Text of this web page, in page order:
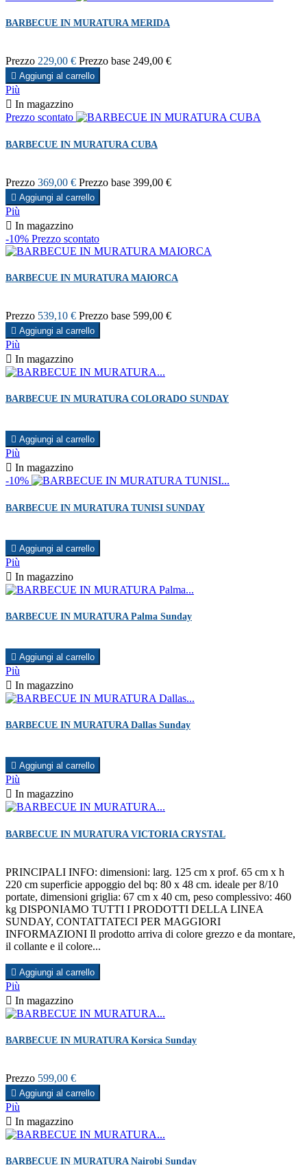
BARBECUE IN MURATURA MERIDA
Prezzo 229,00 € Prezzo base 249,00 €
 Aggiungi al carrello
Più
 In magazzino
Prezzo scontato
BARBECUE IN MURATURA CUBA
Prezzo 369,00 € Prezzo base 399,00 €
 Aggiungi al carrello
Più
 In magazzino
-10% Prezzo scontato
BARBECUE IN MURATURA MAIORCA
Prezzo 539,10 € Prezzo base 599,00 €
 Aggiungi al carrello
Più
 In magazzino
BARBECUE IN MURATURA COLORADO SUNDAY
 Aggiungi al carrello
Più
 In magazzino
-10%
BARBECUE IN MURATURA TUNISI SUNDAY
 Aggiungi al carrello
Più
 In magazzino
BARBECUE IN MURATURA Palma Sunday
 Aggiungi al carrello
Più
 In magazzino
BARBECUE IN MURATURA Dallas Sunday
 Aggiungi al carrello
Più
 In magazzino
BARBECUE IN MURATURA VICTORIA CRYSTAL
PRINCIPALI INFO: dimensioni: larg. 125 cm x prof. 65 cm x h
220 cm superficie appoggio del bq: 80 x 48 cm. ideale per 8/10
portate, dimensioni griglia: 67 cm x 40 cm, peso complessivo: 460
kg DISPONIAMO TUTTI I PRODOTTI DELLA LINEA
SUNDAY, CONTATTATECI PER MAGGIORI
INFORMAZIONI Il prodotto arriva di colore grezzo e da montare,
il collante e il colore...
 Aggiungi al carrello
Più
 In magazzino
BARBECUE IN MURATURA Korsica Sunday
Prezzo 599,00 €
 Aggiungi al carrello
Più
 In magazzino
BARBECUE IN MURATURA Nairobi Sunday